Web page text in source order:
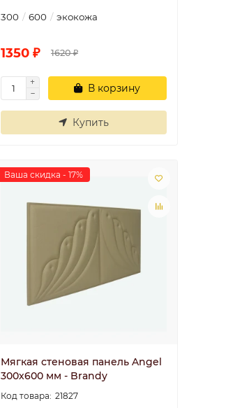
300 600 экокожа
1350 ₽ 1620 ₽
В корзину
Купить
Ваша скидка - 17%
Мягкая стеновая панель Angel
300х600 мм - Brandy
21827